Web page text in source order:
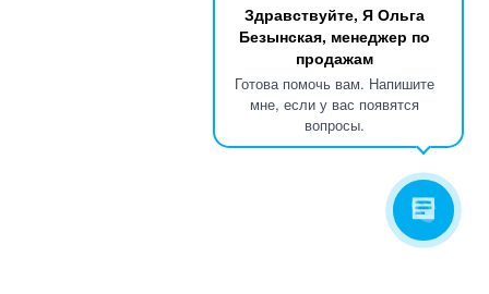
Здравствуйте, Я Ольга
Безынская, менеджер по
продажам
Готова помочь вам. Напишите
мне, если у вас появятся
вопросы.